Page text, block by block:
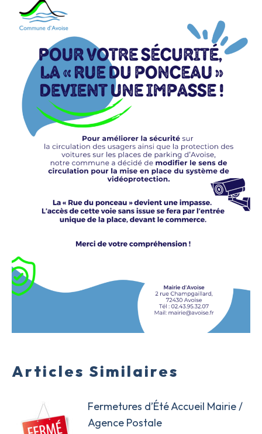
Articles Similaires
Fermetures d’Été Accueil Mairie /
Agence Postale